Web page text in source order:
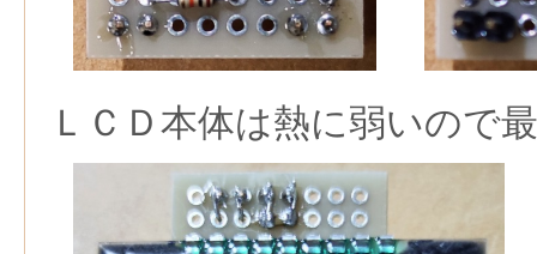
ＬＣＤ本体は熱に弱いので